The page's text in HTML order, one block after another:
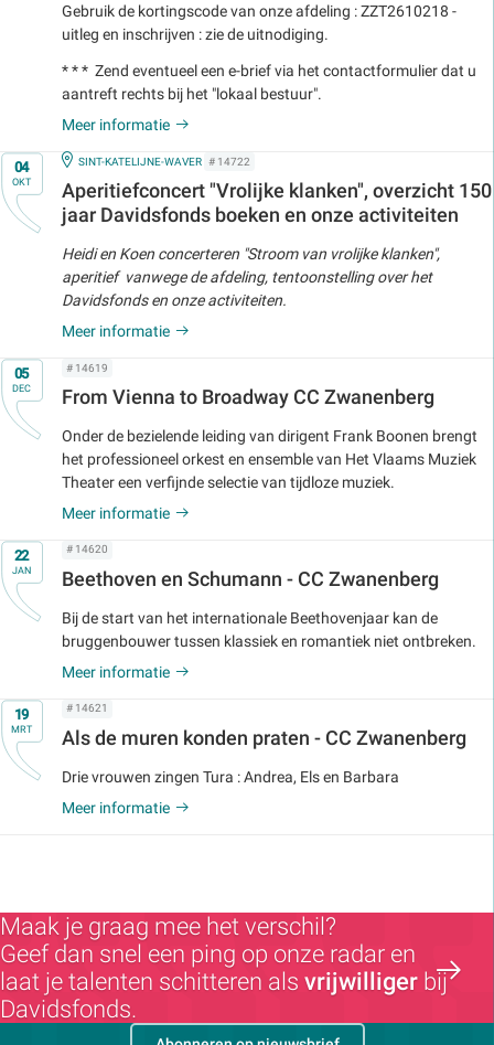
Gebruik de kortingscode van onze afdeling : ZZT2610218 -
uitleg en inschrijven : zie de uitnodiging.
* * * Zend eventueel een e-brief via het contactformulier dat u
aantreft rechts bij het "lokaal bestuur".
Meer informatie
Op04
OKT
IN
SINT-KATELIJNE-WAVER # 14722
Aperitiefconcert "Vrolijke klanken", overzicht 150
jaar Davidsfonds boeken en onze activiteiten
Heidi en Koen concerteren "Stroom van vrolijke klanken",
aperitief vanwege de afdeling, tentoonstelling over het
Davidsfonds en onze activiteiten.
Meer informatie
Op05
DEC
# 14619
From Vienna to Broadway CC Zwanenberg
Onder de bezielende leiding van dirigent Frank Boonen brengt
het professioneel orkest en ensemble van Het Vlaams Muziek
Theater een verfijnde selectie van tijdloze muziek.
Meer informatie
Op22
JAN
# 14620
Beethoven en Schumann - CC Zwanenberg
Bij de start van het internationale Beethovenjaar kan de
bruggenbouwer tussen klassiek en romantiek niet ontbreken.
Meer informatie
Op19
MRT
# 14621
Als de muren konden praten - CC Zwanenberg
Drie vrouwen zingen Tura : Andrea, Els en Barbara
Meer informatie
Maak je graag mee het verschil?
Geef dan snel een ping op onze radar en
laat je talenten schitteren als vrijwilliger bij
Davidsfonds.